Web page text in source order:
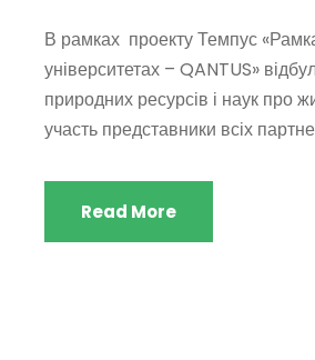
В рамках проекту Темпус
університетах – QANTUS»
природних ресурсів і наук про
участь представники всіх
Read More